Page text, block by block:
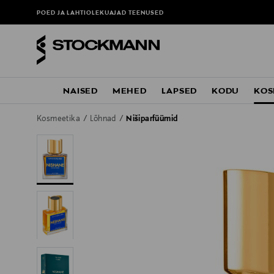
POED JA LAHTIOLEKUAJADTEENUSED
NAISED MEHED LAPSED KODU
Kosmeetika Lõhnad Nišiparfüümid